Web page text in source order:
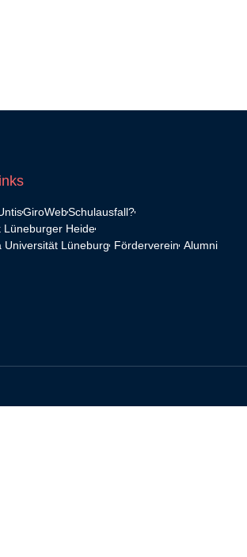
GiroWebSchulausfall?
Lüneburger Heide
Universität Lüneburg Förderverein Alumni